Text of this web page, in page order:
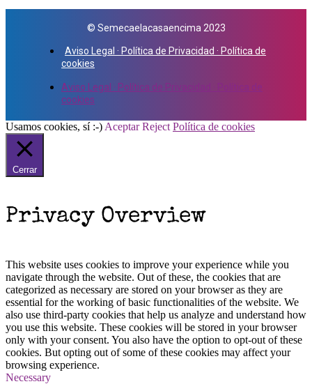
© Semecaelacasaencima 2023
Aviso Legal · Política de Privacidad · Política de
cookies
Aviso Legal · Política de Privacidad · Política de
cookies
Usamos cookies, sí :-) Aceptar Reject Política de cookies
Cerrar
Privacy Overview
This website uses cookies to improve your experience while you
navigate through the website. Out of these, the cookies that are
categorized as necessary are stored on your browser as they are
essential for the working of basic functionalities of the website. We
also use third-party cookies that help us analyze and understand how
you use this website. These cookies will be stored in your browser
only with your consent. You also have the option to opt-out of these
cookies. But opting out of some of these cookies may affect your
browsing experience.
Necessary